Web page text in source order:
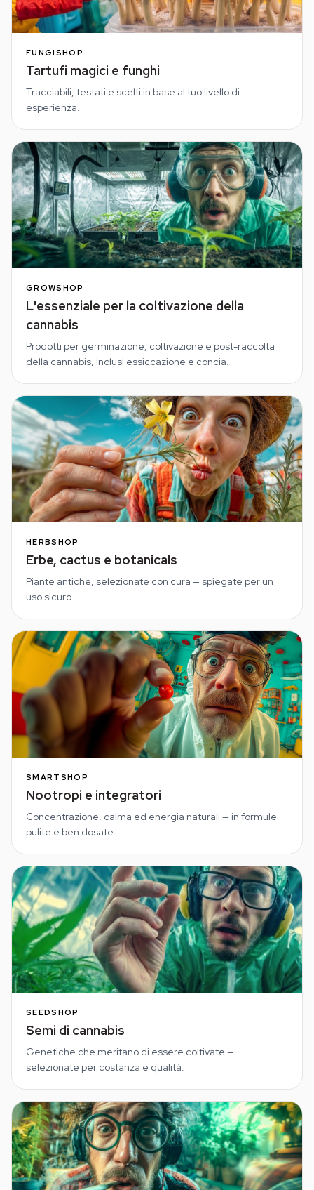
FUNGISHOP
Tartufi magici e funghi
Tracciabili, testati e scelti in base al tuo livello di
esperienza.
GROWSHOP
L'essenziale per la coltivazione della
cannabis
Prodotti per germinazione, coltivazione e post-raccolta
della cannabis, inclusi essiccazione e concia.
HERBSHOP
Erbe, cactus e botanicals
Piante antiche, selezionate con cura — spiegate per un
uso sicuro.
SMARTSHOP
Nootropi e integratori
Concentrazione, calma ed energia naturali — in formule
pulite e ben dosate.
SEEDSHOP
Semi di cannabis
Genetiche che meritano di essere coltivate —
selezionate per costanza e qualità.